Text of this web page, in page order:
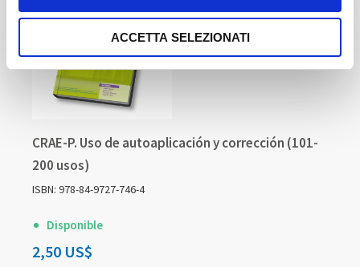
ACCETTA SELEZIONATI
CRAE-P. Uso de autoaplicación y corrección (101-
200 usos)
ISBN: 978-84-9727-746-4
Disponible
2,50 US$